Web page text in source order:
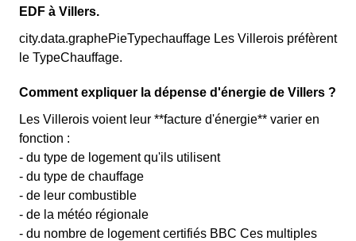
EDF à Villers.
city.data.graphePieTypechauffage Les Villerois préfèrent
le TypeChauffage.
Comment expliquer la dépense d'énergie de Villers ?
Les Villerois voient leur **facture d'énergie** varier en
fonction :
- du type de logement qu'ils utilisent
- du type de chauffage
- de leur combustible
- de la météo régionale
- du nombre de logement certifiés BBC Ces multiples